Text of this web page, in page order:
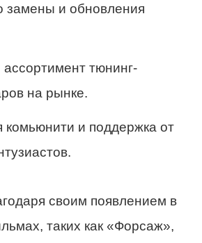
замены и обновления
тюнинг-
на рынке.
комьюнити и поддержка от
своим появлением в
таких как «Форсаж»,